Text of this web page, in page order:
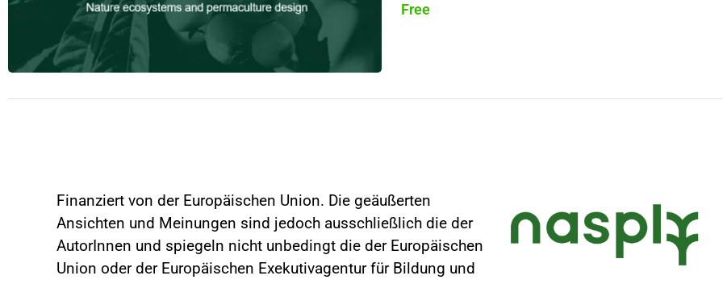
Free
Finanziert von der Europäischen Union. Die geäußerten
Ansichten und Meinungen sind jedoch ausschließlich die der
AutorInnen und spiegeln nicht unbedingt die der Europäischen
Union oder der Europäischen Exekutivagentur für Bildung und